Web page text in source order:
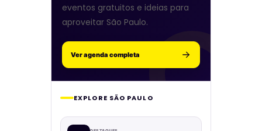
eventos gratuitos e ideias para
aproveitar São Paulo.
Ver agenda completa
EXPLORE SÃO PAULO